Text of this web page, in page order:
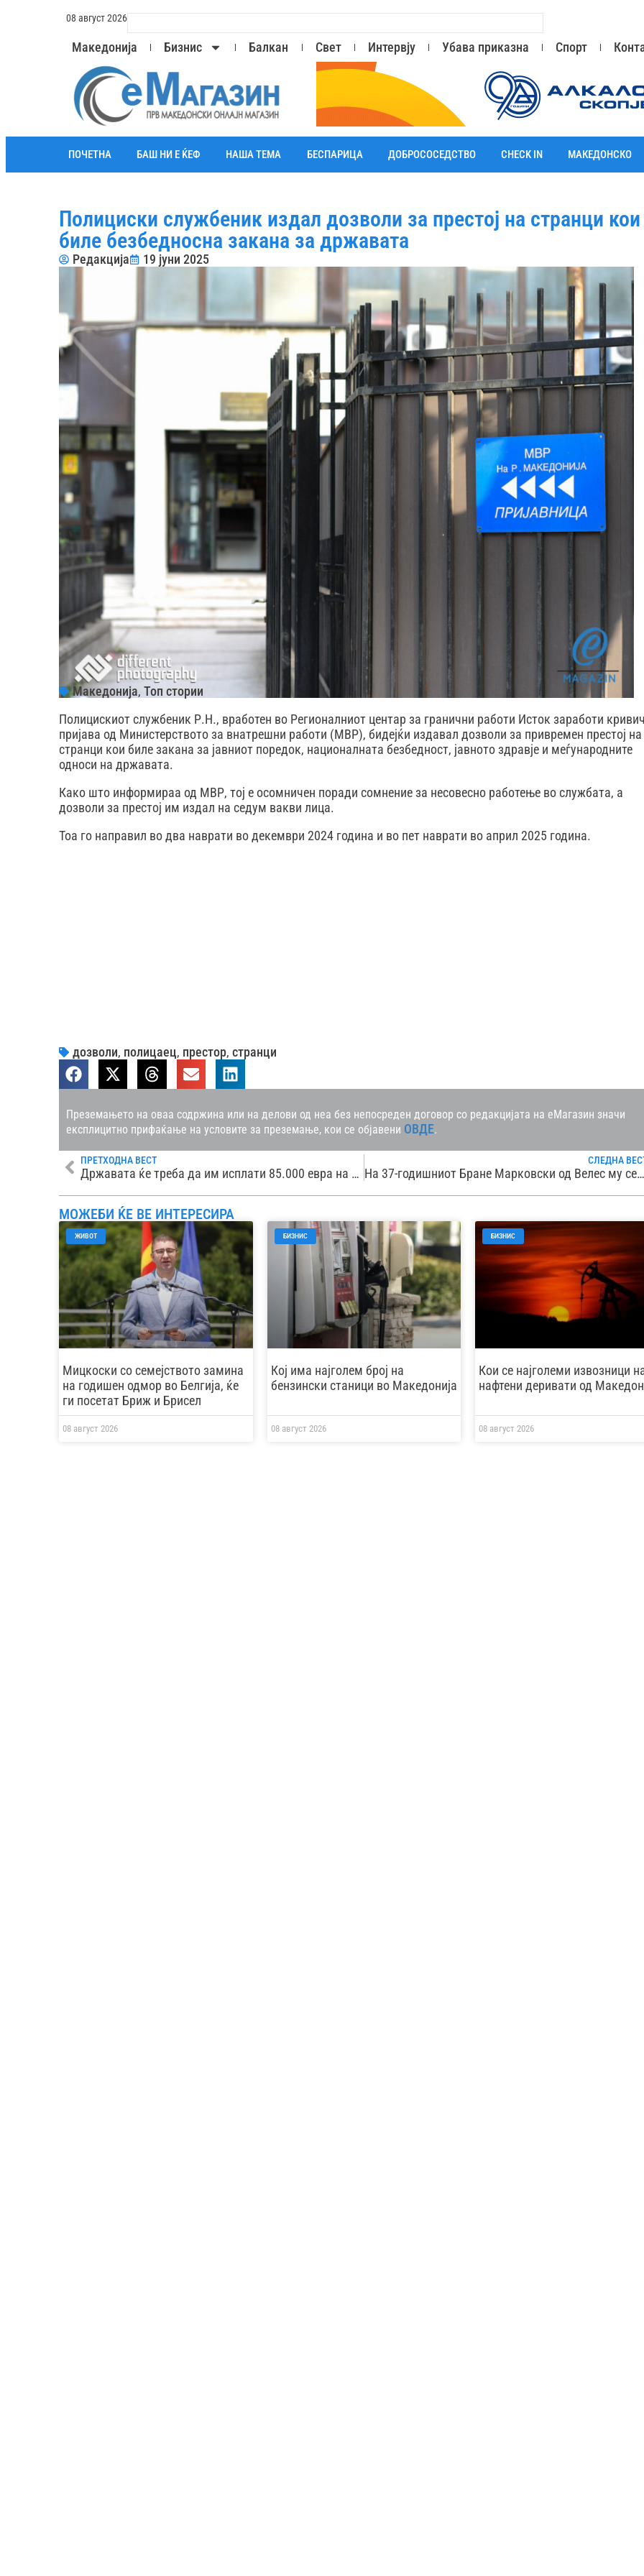
08 август 2026
Македонија Бизнис Балкан Свет Интервју Убава приказна Спорт
ПОЧЕТНА БАШ НИ Е ЌЕФ НАША ТЕМА БЕСПАРИЦА ДОБРОСОСЕДСТВО CHECK IN МАКЕДОНСКО
Полициски службеник издал дозволи за престој на странци кои
биле безбедносна закана за државата
Редакција 19 јуни 2025
Македонија, Топ стории
Полицискиот службеник Р.Н., вработен во Регионалниот центар за гранични работи Исток заработи
пријава од Министерството за внатрешни работи (МВР), бидејќи издавал дозволи за привремен престој на
странци кои биле закана за јавниот поредок, националната безбедност, јавното здравје и меѓународните
односи на државата.
Како што информираа од МВР, тој е осомничен поради сомнение за несовесно работење во службата, а
дозволи за престој им издал на седум вакви лица.
Тоа го направил во два наврати во декември 2024 година и во пет наврати во април 2025 година.
дозволи, полицаец, престор, странци
Преземањето на оваа содржина или на делови од неа без непосреден договор со редакцијата на еМагазин значи
експлицитно прифаќање на условите за преземање, кои се објавени ОВДЕ.
ПРЕТХОДНА ВЕСТ
Државата ќе треба да им исплати 85.000 евра на адвокатите на Мијалков и на другите обвинети за масовното прислушување
СЛЕДНА
На 37-годишниот Бране Марковски од Велес му се потребни средства за лекување на тумор на црниот дроб и рак на белите дробови
МОЖЕБИ ЌЕ ВЕ ИНТЕРЕСИРА
ЖИВОТ
Мицкоски со семејството замина
на годишен одмор во Белгија, ќе
ги посетат Бриж и Брисел
08 август 2026
БИЗНИС
Кој има најголем број на
бензински станици во Македонија
08 август 2026
БИЗНИС
Кои се најголеми извозници
нафтени деривати од
08 август 2026